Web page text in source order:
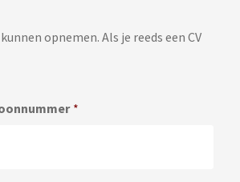
opnemen. Als je reeds een CV
*